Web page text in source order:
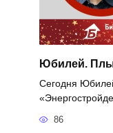
Юбилей.
Сегодня
86